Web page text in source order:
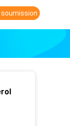
soumission